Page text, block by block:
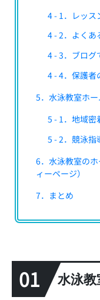
4 - 1．レッス
4 - 2．よくあ
4 - 3．ブログ
4 - 4．保護者
5．水泳教室ホ
5 - 1．地域密
5 - 2．競泳指
6．水泳教室の
ィーページ）
7．まとめ
01 水泳